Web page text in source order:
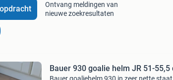
Ontvang meldingen van
nieuwe zoekresultaten
Bauer 930 goalie helm JR 51-55,5